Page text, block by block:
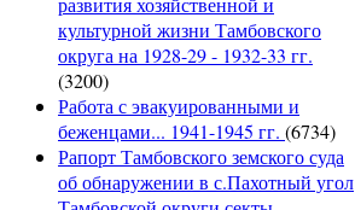
культурной жизни Тамбовского
округа на 1928-29 - 1932-33 гг.
(3200)
Работа с эвакуированными и
беженцами... 1941-1945 гг. (6734)
Рапорт Тамбовского земского суда
об обнаружении в с.Пахотный угол